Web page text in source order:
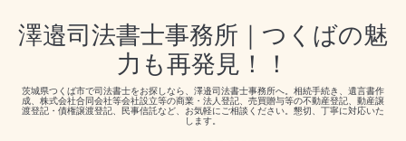
澤邉司法書士事務所｜つくばの魅
力も再発見！！
茨城県つくば市で司法書士をお探しなら、澤邉司法書士事務所へ。相続手続き、遺言書作
成、株式会社合同会社等会社設立等の商業・法人登記、売買贈与等の不動産登記、動産譲
渡登記・債権譲渡登記、民事信託など、お気軽にご相談ください。懇切、丁寧に対応いた
します。